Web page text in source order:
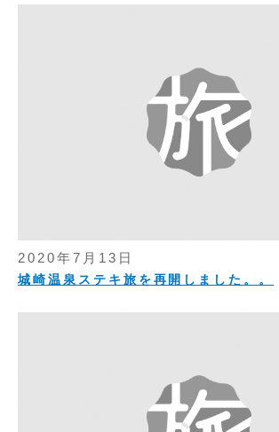
2020年7月13日
城崎温泉ステキ旅を再開しました。。